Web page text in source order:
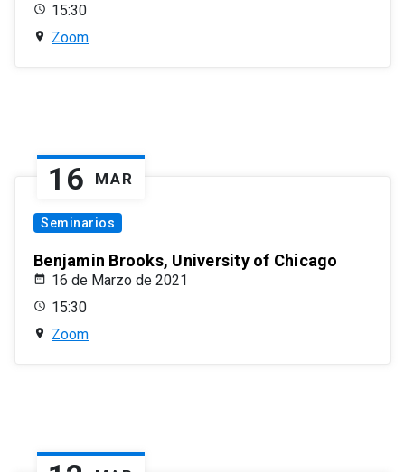
15:30
Zoom
16 MAR
Seminarios
Benjamin Brooks, University of Chicago
16 de Marzo de 2021
15:30
Zoom